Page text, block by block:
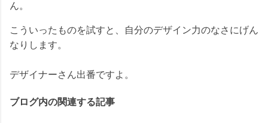
ん。
こういったものを試すと、自分のデザイン力のなさにげん
なりします。
デザイナーさん出番ですよ。
ブログ内の関連する記事